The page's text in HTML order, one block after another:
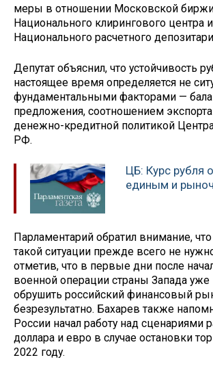
меры в отношении Московской
Национального клирингового центра и
Национального расчетного
Депутат объяснил, что устойчивость
настоящее время определяется не
фундаментальными факторами —
предложения, соотношением
денежно-кредитной политикой
РФ.
ЦБ: Курс рубля
единым и
Парламентарий обратил внимание,
такой ситуации прежде всего не
отметив, что в первые дни после
военной операции страны Запада уже
обрушить российский финансовый
безрезультатно. Бахарев также
России начал работу над сценариями
доллара и евро в случае остановки
2022 году.